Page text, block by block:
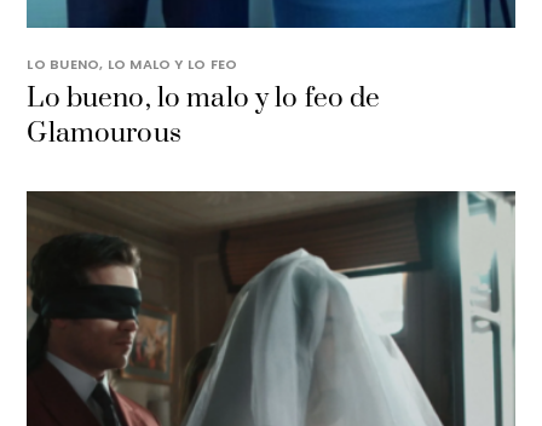
LO BUENO, LO MALO Y LO FEO
Lo bueno, lo malo y lo feo de
Glamourous